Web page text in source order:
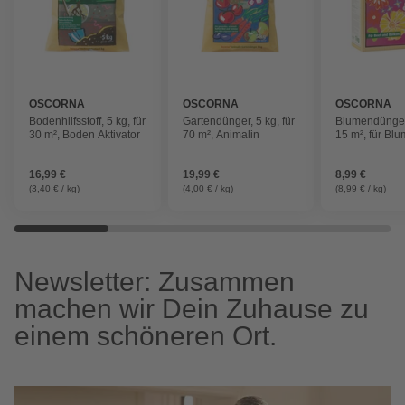
OSCORNA
Bodenhilfsstoff, 5 kg, für
30 m², Boden Aktivator
16,99 €
(3,40 € / kg)
OSCORNA
Gartendünger, 5 kg, für
70 m², Animalin
19,99 €
(4,00 € / kg)
OSCORNA
15 m², für
8,99 €
(8,99 € / kg)
Newsletter: Zusammen
machen wir Dein Zuhause zu
einem schöneren Ort.